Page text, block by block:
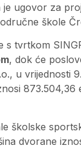
ugovor za
škole
tvrtkom
, dok će
u vrijednosti
školske
dvorane